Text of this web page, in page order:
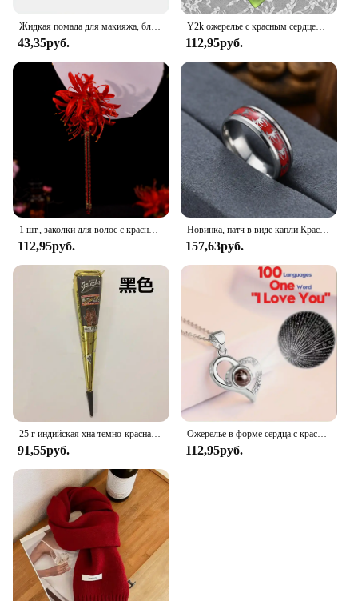
43,35руб.
Y2k ожерелье с красным сердцем для женщин, модные винтажные подвески с большими сердечками, ожерелья, веревочная цепочка, подарок для девочек, готические ювелирные аксессуары
112,95руб.
1 шт., заколки для волос с красным цветком, боковые зажимы, элегантный головной убор с цветочным принтом, цепочка с кисточками, головные уборы для женщин, невеста, китайские свадебные украшения для волос
112,95руб.
Новинка, патч в виде капли Красного паука, мужские и женские кольца, готические персонализированные ювелирные браслеты 2024
157,63руб.
25 г индийская хна темно-красная паста для татуировки временные конусы хны для татуировки боди-арт наклейка специальная краска для боди-арта хна
91,55руб.
Ожерелье в форме сердца с красной розой в подарочной упаковке — День святого Валентина, юбилей, день рождения, подарок на день матери для женщин, мамы, жены
112,95руб.